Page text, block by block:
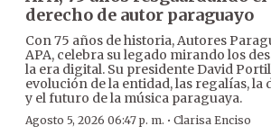
derecho de autor paraguayo
Con 75 años de historia, Autores
APA, celebra su legado mirando los
la era digital. Su presidente David
evolución de la entidad, las regalías,
y el futuro de la música paraguaya.
Agosto 5, 2026 06:47 p. m. · Clarisa Enciso